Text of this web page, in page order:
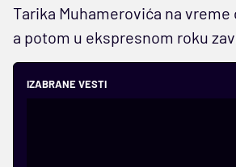
Tarika Muhamerovića na
a potom u ekspresnom roku
IZABRANE VESTI